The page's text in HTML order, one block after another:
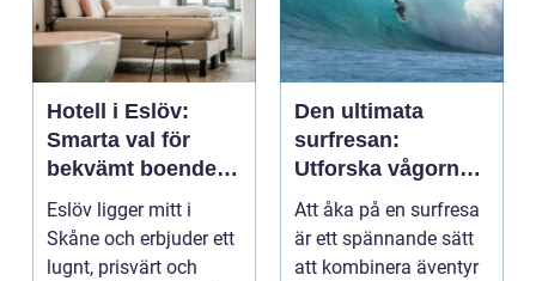
Hotell i Eslöv:
Smarta val för
bekvämt boende i
hjärtat av Skåne
Eslöv ligger mitt i
Skåne och erbjuder ett
lugnt, prisvärt och
Den ultimata
surfresan:
Utforska vågorna
och upptäck
äventyret
Att åka på en surfresa
är ett spännande sätt
att kombinera äventyr